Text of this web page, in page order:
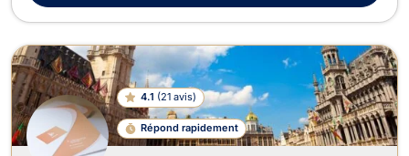
4.1 (21 avis)
Répond rapidement